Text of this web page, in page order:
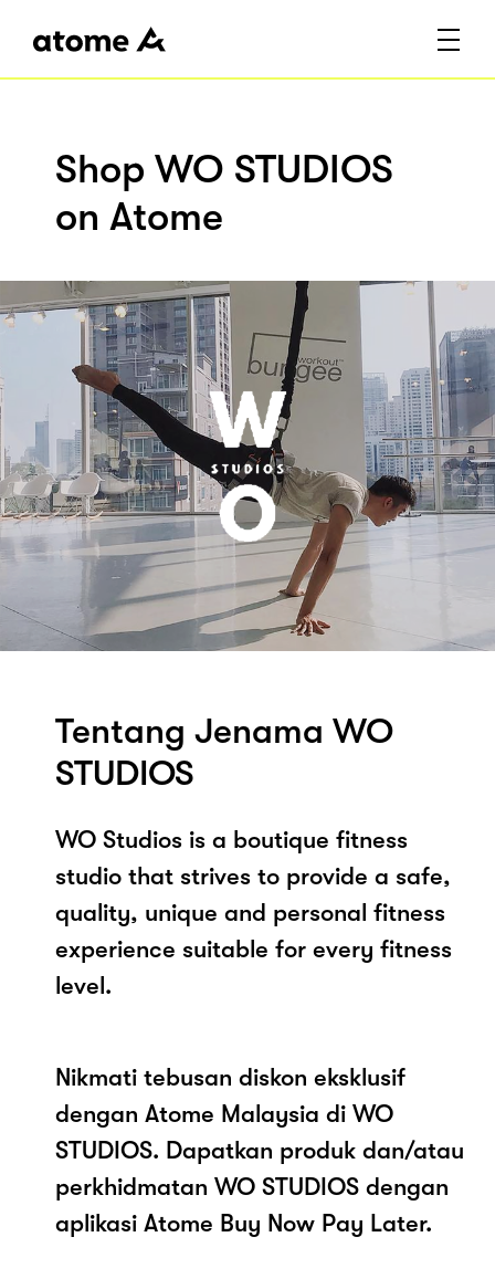
Shop WO STUDIOS
on Atome
Tentang Jenama WO
STUDIOS
WO Studios is a boutique fitness
studio that strives to provide a safe,
quality, unique and personal fitness
experience suitable for every fitness
level.
Nikmati tebusan diskon eksklusif
dengan Atome Malaysia di WO
STUDIOS. Dapatkan produk dan/atau
perkhidmatan WO STUDIOS dengan
aplikasi Atome Buy Now Pay Later.